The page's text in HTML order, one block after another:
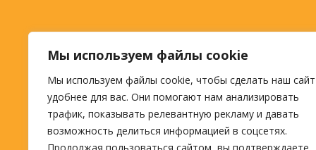
Мы используем файлы cookie
Мы используем файлы cookie, чтобы сделать наш сайт
удобнее для вас. Они помогают нам анализировать
трафик, показывать релевантную рекламу и давать
возможность делиться информацией в соцсетях.